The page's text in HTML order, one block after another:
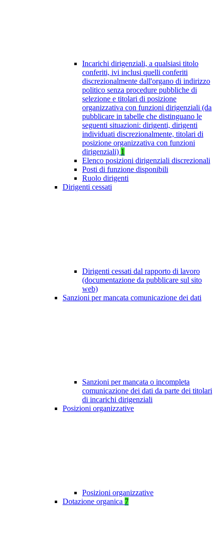
Incarichi dirigenziali, a qualsiasi titolo
conferiti, ivi inclusi quelli conferiti
discrezionalmente dall'organo di indirizzo
politico senza procedure pubbliche di
selezione e titolari di posizione
organizzativa con funzioni dirigenziali (da
pubblicare in tabelle che distinguano le
seguenti situazioni: dirigenti, dirigenti
individuati discrezionalmente, titolari di
posizione organizzativa con funzioni
dirigenziali) 1
Elenco posizioni dirigenziali discrezionali
Posti di funzione disponibili
Ruolo dirigenti
Dirigenti cessati
Dirigenti cessati dal rapporto di lavoro
(documentazione da pubblicare sul sito
web)
Sanzioni per mancata comunicazione dei dati
Sanzioni per mancata o incompleta
comunicazione dei dati da parte dei titolari
di incarichi dirigenziali
Posizioni organizzative
Posizioni organizzative
Dotazione organica 7